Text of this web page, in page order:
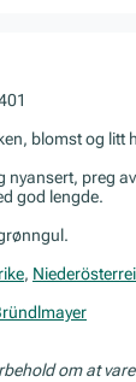
blomst og litt
nyansert, preg
god lengde.
,
om at